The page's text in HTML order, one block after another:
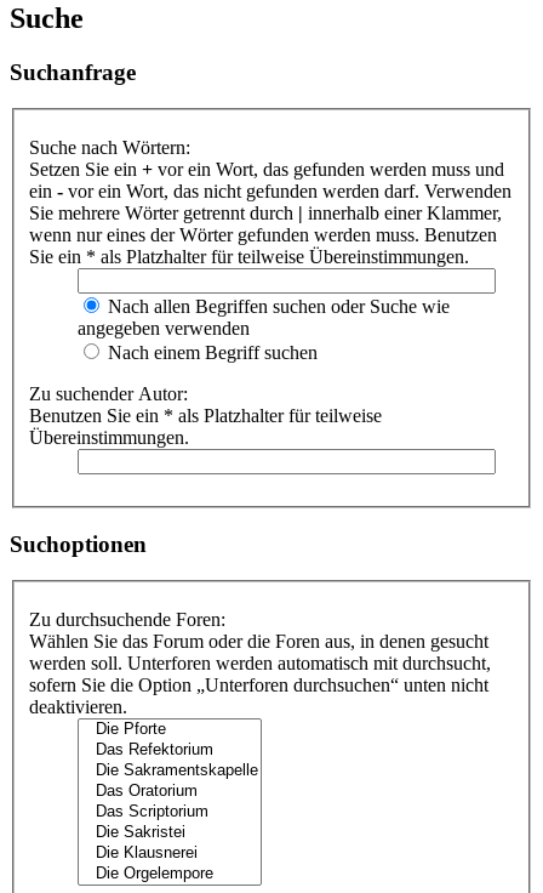
Suche
Suchanfrage
Suche nach Wörtern:
Setzen Sie ein + vor ein Wort, das gefunden werden muss und
ein - vor ein Wort, das nicht gefunden werden darf. Verwenden
Sie mehrere Wörter getrennt durch | innerhalb einer Klammer,
wenn nur eines der Wörter gefunden werden muss. Benutzen
Sie ein * als Platzhalter für teilweise Übereinstimmungen.
Nach allen Begriffen suchen oder Suche wie
angegeben verwenden
Nach einem Begriff suchen
Zu suchender Autor:
Benutzen Sie ein * als Platzhalter für teilweise
Übereinstimmungen.
Suchoptionen
Zu durchsuchende Foren:
Wählen Sie das Forum oder die Foren aus, in denen gesucht
werden soll. Unterforen werden automatisch mit durchsucht,
sofern Sie die Option „Unterforen durchsuchen“ unten nicht
deaktivieren.